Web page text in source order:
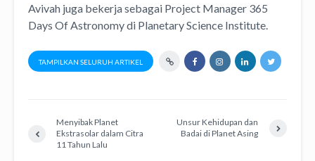
Avivah juga bekerja sebagai Project Manager 365
Days Of Astronomydi Planetary Science Institute.
TAMPILKAN SELURUH ARTIKEL
Menyibak Planet
Ekstrasolar dalam Citra
11 Tahun Lalu
Unsur Kehidupan dan
Badai di Planet Asing